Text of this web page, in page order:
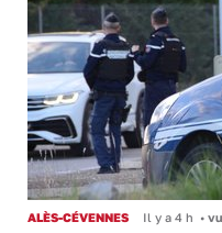
ALÈS-CÉVENNES Il y a 4 h •